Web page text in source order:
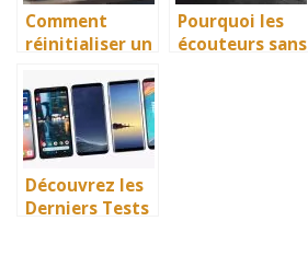
Comment
réinitialiser un
démarrage
sans mot de
passe
Pourquoi les
écouteurs sans
Découvrez les
Derniers Tests